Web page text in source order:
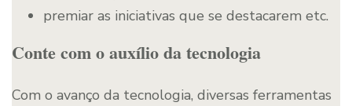
premiar as iniciativas que se destacarem etc.
Conte com o auxílio da tecnologia
Com o avanço da tecnologia, diversas ferramentas